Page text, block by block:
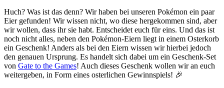
Huch? Was ist das denn? Wir haben bei unseren Pokémon ein paar
Eier gefunden! Wir wissen nicht, wo diese hergekommen sind, aber
wir wollen, dass ihr sie habt. Entscheidet euch für eins. Und das ist
noch nicht alles, neben den Pokémon-Eiern liegt in einem Osterkorb
ein Geschenk! Anders als bei den Eiern wissen wir hierbei jedoch
den genauen Ursprung. Es handelt sich dabei um ein Geschenk-Set
von Gate to the Games! Auch dieses Geschenk wollen wir an euch
weitergeben, in Form eines osterlichen Gewinnspiels! 🎉